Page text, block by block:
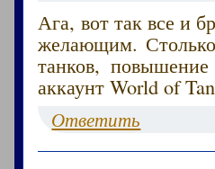
Ага, вот так все и
желающим.
танков,
аккаунт World of
Ответить